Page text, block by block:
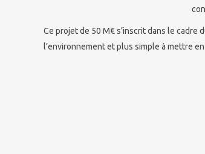
Ce projet de 50 M€ s’inscrit dans le
l’environnement et plus simple à mettre